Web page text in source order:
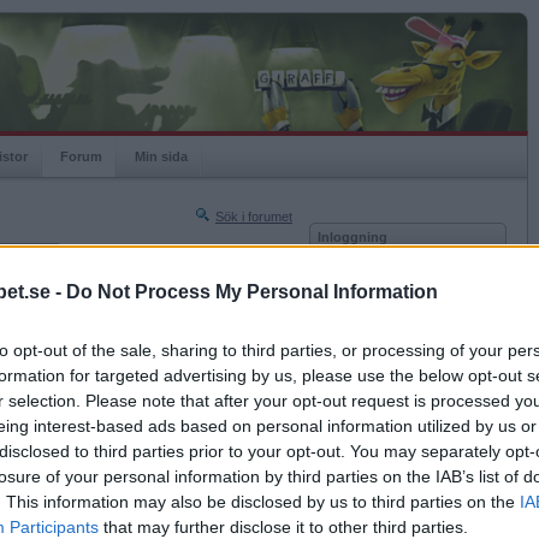
- Do Not Process My Personal Information
opt-out of the sale, sharing to third parties, or processing of your
for targeted advertising by us, please use the below opt-out
selection. Please note that after your opt-out request is processed
interest-based ads based on personal information utilized by us
to third parties prior to your opt-out. You may separately
of your personal information by third parties on the IAB’s list of
This information may also be disclosed by us to third parties on the
Participants that may further disclose it to other third parties.
Forum Min sida
Sök i forumet
Nästa sida »
2010-07-27 14:25
Inloggning
Kom ihåg mig
Glömt ditt lösenord?
Få ny aktiveringslänk
Betapet är gratis!